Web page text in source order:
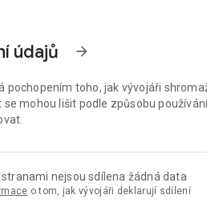
tento ekonomický kalendář vám
vydání zveřejnění všech
24/7.
GRAFY
analýzy, všechny ekonomické
údajů arrow_forward
pochopením toho, jak vývojáři
mohou lišit podle způsobu
nejsou sdílena žádná data
o tom, jak vývojáři deklarují sdílení